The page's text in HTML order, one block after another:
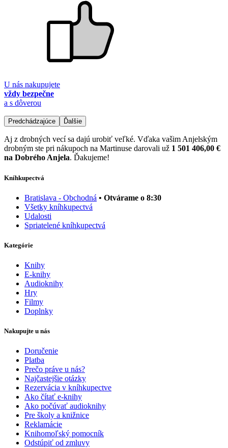
U nás nakupujete
vždy bezpečne
a s dôverou
Predchádzajúce Ďalšie
Aj z drobných vecí sa dajú urobiť veľké. Vďaka vašim Anjelským
drobným ste pri nákupoch na Martinuse darovali už 1 501 406,00 €
na Dobrého Anjela. Ďakujeme!
Kníhkupectvá
Bratislava - Obchodná • Otvárame o 8:30
Všetky kníhkupectvá
Udalosti
Spriatelené kníhkupectvá
Kategórie
Knihy
E-knihy
Audioknihy
Hry
Filmy
Doplnky
Nakupujte u nás
Doručenie
Platba
Prečo práve u nás?
Najčastejšie otázky
Rezervácia v kníhkupectve
Ako čítať e-knihy
Ako počúvať audioknihy
Pre školy a knižnice
Reklamácie
Knihomoľský pomocník
Odstúpiť od zmluvy